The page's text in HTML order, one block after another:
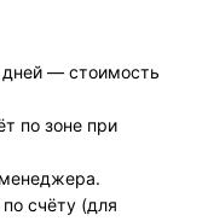
дней — стоимость
по зоне при
счёту (для